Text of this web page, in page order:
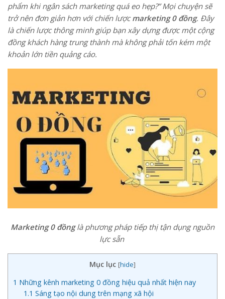
phẩm khi ngân sách marketing quá eo hẹp?” Mọi chuyện sẽ
trở nên đơn giản hơn với chiến lượcmarketing 0 đồng. Đây
là chiến lược thông minh giúp bạn xây dựng được một cộng
đồng khách hàng trung thành mà không phải tốn kém một
khoản lớn tiền quảng cáo.
Marketing 0 đồnglà phương pháp tiếp thị tận dụng nguồn
lực sẵn
Mục lục [hide]
1 Những kênh marketing 0 đồng hiệu quả nhất hiện nay
1.1 Sáng tạo nội dung trên mạng xã hội